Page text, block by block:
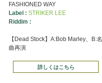
FASHIONED WAY
Label : STRIKER LEE
Riddim :
【Dead Stock】A:Bob Marley、B:名
曲再演
詳しくはこちら